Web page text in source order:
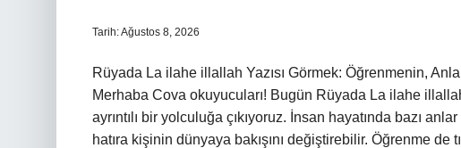
Tarih: Ağustos 8, 2026
Rüyada La ilahe illallah Yazısı Görmek: Öğrenmenin,
Merhaba Cova okuyucuları! Bugün Rüyada La ilahe
ayrıntılı bir yolculuğa çıkıyoruz. İnsan hayatında bazı
hatıra kişinin dünyaya bakışını değiştirebilir. Öğrenme de